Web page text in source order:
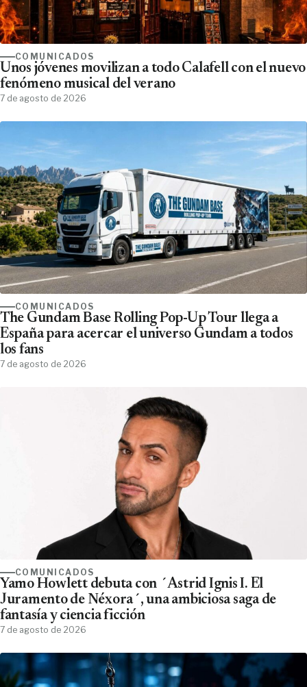
COMUNICADOS
Unos jóvenes movilizan a todo Calafell con el nuevo
fenómeno musical del verano
7 de agosto de 2026
COMUNICADOS
The Gundam Base Rolling Pop-Up Tour llega a
España para acercar el universo Gundam a todos
los fans
7 de agosto de 2026
COMUNICADOS
Yamo Howlett debuta con ´Astrid Ignis I. El
Juramento de Néxora´, una ambiciosa saga de
fantasía y ciencia ficción
7 de agosto de 2026